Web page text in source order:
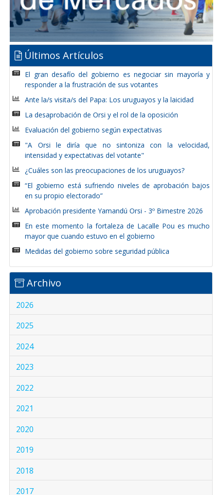
Últimos Artículos
El gran desafío del gobierno es negociar sin mayoría y
responder a la frustración de sus votantes
Ante la/s visita/s del Papa: Los uruguayos y la laicidad
La desaprobación de Orsi y el rol de la oposición
Evaluación del gobierno según expectativas
"A Orsi le diría que no sintoniza con la velocidad,
intensidad y expectativas del votante"
¿Cuáles son las preocupaciones de los uruguayos?
“El gobierno está sufriendo niveles de aprobación bajos
en su propio electorado”
Aprobación presidente Yamandú Orsi - 3º Bimestre 2026
En este momento la fortaleza de Lacalle Pou es mucho
mayor que cuando estuvo en el gobierno
Medidas del gobierno sobre seguridad pública
Archivo
2026
2025
2024
2023
2022
2021
2020
2019
2018
2017